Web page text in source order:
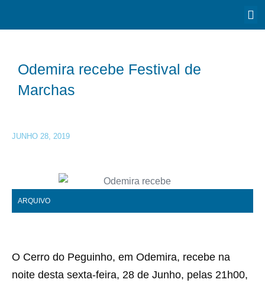
Odemira recebe Festival de
Marchas
JUNHO 28, 2019
ARQUIVO
O Cerro do Peguinho, em Odemira, recebe na
noite desta sexta-feira, 28 de Junho, pelas 21h00,